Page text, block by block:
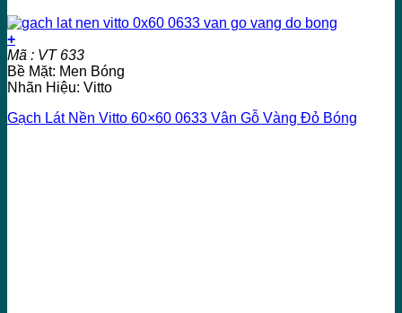
+
Mã : VT 633
Bề Mặt: Men Bóng
Nhãn Hiệu: Vitto
Gạch Lát Nền Vitto 60×60 0633 Vân Gỗ Vàng Đỏ Bóng